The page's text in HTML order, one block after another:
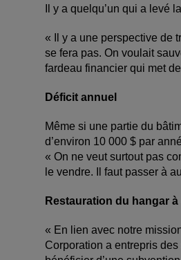
Il y a quelqu’un qui a
« Il y a une perspective de
se fera pas. On voulait
fardeau financier qui met
Déficit annuel
Même si une partie du
d’environ 10 000 $ par
« On ne veut surtout pas
le vendre. Il faut passer à
Restauration du hangar à
« En lien avec notre
Corporation a entrepris des